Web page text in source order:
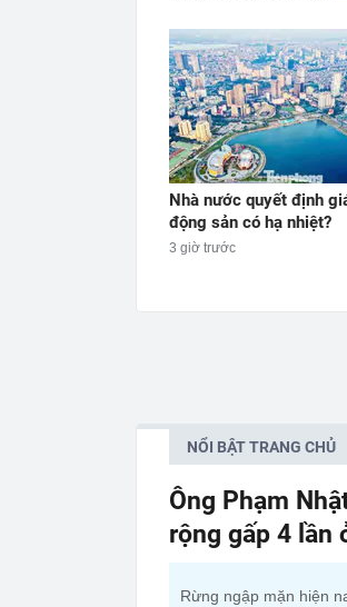
Nhà nước quyết định
động sản có hạ nhiệt?
3 giờ trước
NỔI BẬT TRANG CHỦ
Ông Phạm
rộng gấp 4 lần
Rừng ngập mặn hiện